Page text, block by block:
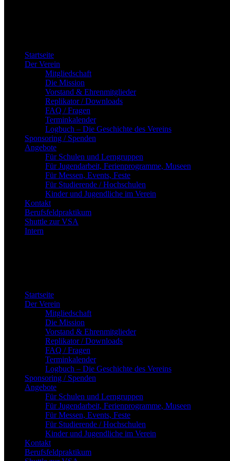
Startseite
Der Verein
Mitgliedschaft
Die Mission
Vorstand & Ehrenmitglieder
Replikator / Downloads
FAQ / Fragen
Terminkalender
Logbuch – Die Geschichte des Vereins
Sponsoring / Spenden
Angebote
Für Schulen und Lerngruppen
Für Jugendarbeit, Ferienprogramme, Museen
Für Messen, Events, Feste
Für Studierende / Hochschulen
Kinder und Jugendliche im Verein
Kontakt
Berufsfeldpraktikum
Shuttle zur VSA
Intern
Startseite
Der Verein
Mitgliedschaft
Die Mission
Vorstand & Ehrenmitglieder
Replikator / Downloads
FAQ / Fragen
Terminkalender
Logbuch – Die Geschichte des Vereins
Sponsoring / Spenden
Angebote
Für Schulen und Lerngruppen
Für Jugendarbeit, Ferienprogramme, Museen
Für Messen, Events, Feste
Für Studierende / Hochschulen
Kinder und Jugendliche im Verein
Kontakt
Berufsfeldpraktikum